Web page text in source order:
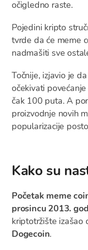
očigledno raste.
Pojedini kripto
tvrde da će meme
nadmašiti sve
Točnije, izjavio je
očekivati
čak 100 puta. A
proizvodnje novih
popularizacije
Kako su
Početak meme
prosincu 2013.
kriptotržište izašao
Dogecoin.